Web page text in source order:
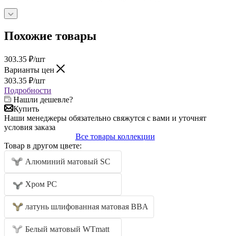
Похожие товары
303.35 ₽/шт
Варианты цен
303.35 ₽/шт
Подробности
Нашли дешевле?
Купить
Наши менеджеры обязательно свяжутся с вами и уточнят
условия заказа
Все товары коллекции
Товар в другом цвете:
Алюминий матовый SC
Хром PC
латунь шлифованная матовая BBA
Белый матовый WTmatt